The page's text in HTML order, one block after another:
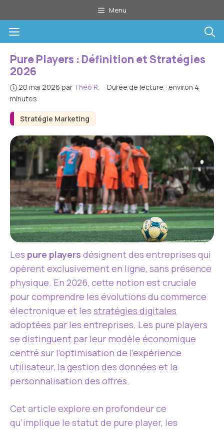
au
contenu
Menu
Menu
Stratégie Marketing
Pure Players : Définition et Stratégies
2026
20 mai 2026 par Théo R. · Durée de lecture : environ 4
minutes
Les pure players désignent des entreprises qui
opèrent exclusivement en ligne, sans présence
physique. En 2026, cette notion est cruciale
pour comprendre les évolutions du commerce
électronique et les stratégies digitales
adoptées par les entreprises. Les pure players
se distinguent par leur modèle économique
centré sur l’optimisation de l’expérience
utilisateur, la gestion des données et la
personnalisation des offres.
Cet article explore en profondeur ce
qu’implique le statut de pure player, les